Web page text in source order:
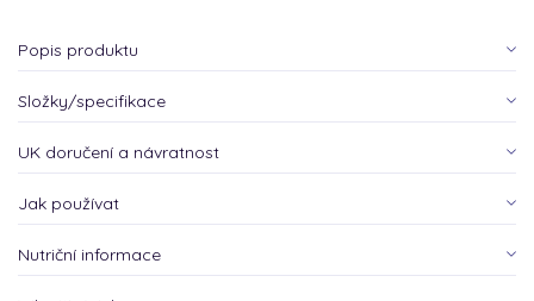
Popis produktu
Složky/specifikace
UK doručení a návratnost
Jak používat
Nutriční informace